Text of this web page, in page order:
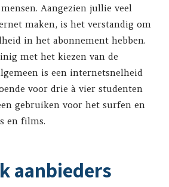
Aangezien jullie veel
maken, is het verstandig om
in het abonnement hebben.
met het kiezen van de
is een internetsnelheid
voor drie à vier studenten
gebruiken voor het surfen en
en films.
aanbieders